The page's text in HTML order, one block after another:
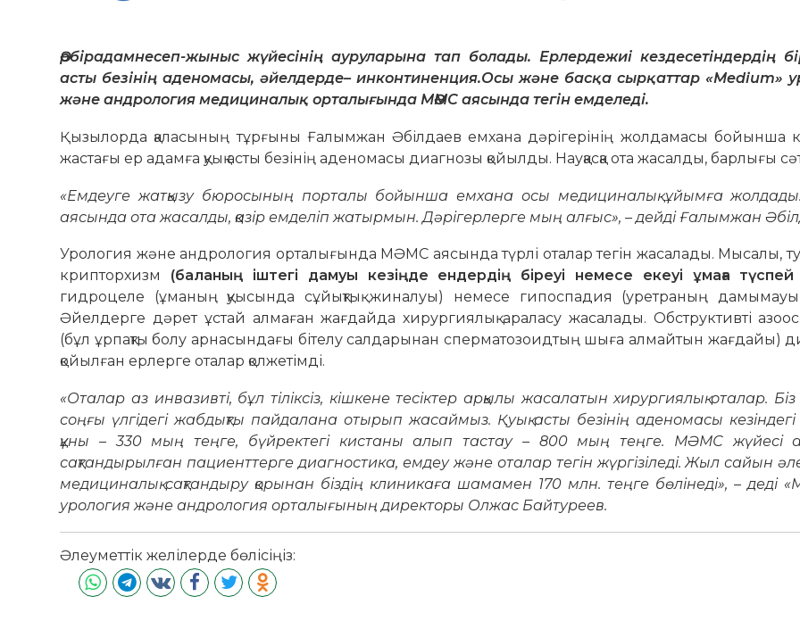
Әрбірадамнесеп-жынысжүйесінің ауруларына тап болады. Ерлердежиі кездесетіндердің
асты безініңаденомасы, әйелдерде– инконтиненция.Осы және басқа сырқаттар «Medium»
және андрологиямедициналықорталығында МӘМС аясында тегін емделеді.
Қызылорда қаласының тұрғыны Ғалымжан Әбілдаев емхана дәрігерінің жолдамасы бойынша
жастағы ер адамға қуық асты безінің аденомасы диагнозы қойылды. Науқасқа ота жасалды, барлығы
«Емдеуге жатқызу бюросының порталы бойынша емхана осы медициналық ұйымға
аясында ота жасалды, қазір емделіп жатырмын. Дәрігерлерге мың алғыс», – дейді Ғалымжан
Урология және андрология орталығында МӘМС аясында түрлі оталар тегін жасалады. Мысалы,
крипторхизм (баланың іштегі дамуы кезіңде ендердің біреуі немесе екеуі ұмаға
гидроцеле (ұманың қуысында сұйықтық жиналуы) немесе гипоспадия (уретраның
Әйелдерге дәрет ұстай алмаған жағдайда хирургиялық араласу жасалады. Обструктивті
(бұл ұрпақты болу арнасындағы бітелу салдарынан сперматозоидтың шыға алмайтын жағдайы)
қойылған ерлерге оталар қолжетімді.
«Оталар азинвазивті, бұл тіліксіз, кішкене тесіктер арқылы жасалатын хирургиялық оталар.
соңғы үлгідегі жабдықты пайдалана отырып жасаймыз. Қуық асты безінің аденомасы
құны – 330 мың теңге, бүйректегі кистаны алып тастау – 800 мың теңге. МӘМС жүйесі
сақтандырылған пациенттерге диагностика, емдеу және оталар тегін жүргізіледі. Жыл сайын
медициналық сақтандыру қорынан біздің клиникаға шамамен 170 млн. теңге бөлінеді», – деді
урология және андрология орталығының директоры Олжас Байтуреев.
Әлеуметтік желілерде бөлісіңіз: